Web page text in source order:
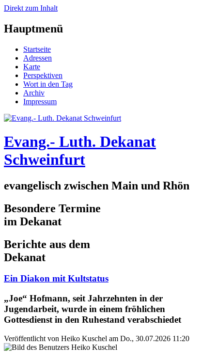
Direkt zum Inhalt
Hauptmenü
Startseite
Adressen
Karte
Perspektiven
Wort in den Tag
Archiv
Impressum
Evang.- Luth. Dekanat
Schweinfurt
evangelisch zwischen Main und Rhön
Besondere Termine
im Dekanat
Berichte aus dem
Dekanat
Ein Diakon mit Kultstatus
„Joe“ Hofmann, seit Jahrzehnten in der
Jugendarbeit, wurde in einem fröhlichen
Gottesdienst in den Ruhestand verabschiedet
Veröffentlicht von Heiko Kuschel am Do., 30.07.2026 11:20